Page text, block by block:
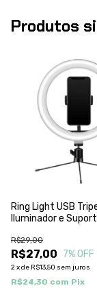
Produtos
Ring Light USB
Iluminador e
R$27,00
R$29,00
7% OFF
2xde R$13,50 sem juros
R$24,30 com Pix